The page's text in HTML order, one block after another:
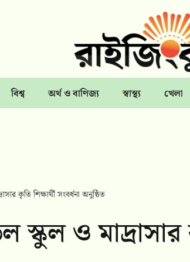
বিশ্ব অর্থ ও বাণিজ্য স্বাস্থ্য খেলা
কৃতি শিক্ষার্থী সংবর্ধনা অনুষ্ঠিত
স্কুল ও মাদ্রাসার